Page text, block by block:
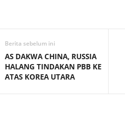
Berita sebelum ini
AS DAKWA CHINA, RUSSIA
HALANG TINDAKAN PBB KE
ATAS KOREA UTARA